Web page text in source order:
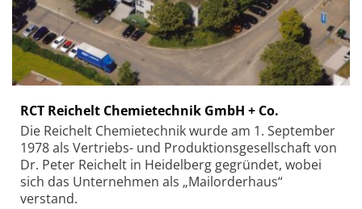
RCT Reichelt Chemietechnik GmbH + Co.
Die Reichelt Chemietechnik wurde am 1. September
1978 als Vertriebs- und Produktionsgesellschaft von
Dr. Peter Reichelt in Heidelberg gegründet, wobei
sich das Unternehmen als „Mailorderhaus“
verstand.